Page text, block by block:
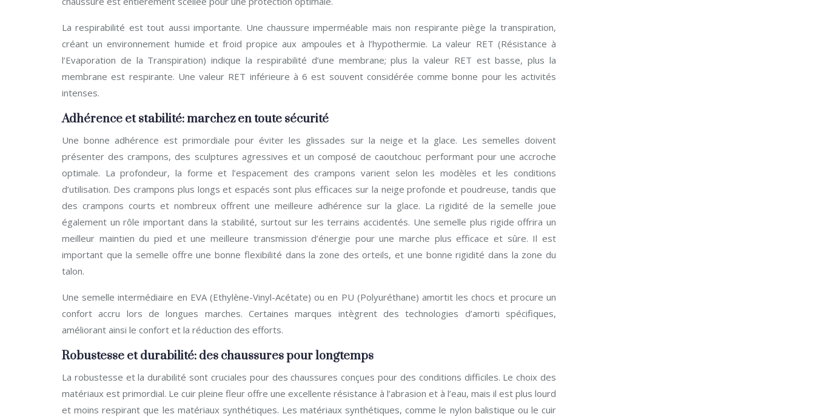
La respirabilité est tout aussi importante. Une chaussure imperméable mais non respirante piège la transpiration,
créant un environnement humide et froid propice aux ampoules et à l’hypothermie. La valeur RET (Résistance à
l’Evaporation de la Transpiration) indique la respirabilité d’une membrane; plus la valeur RET est basse, plus la
membrane est respirante. Une valeur RET inférieure à 6 est souvent considérée comme bonne pour les activités
intenses.
Adhérence et stabilité: marchez en toute sécurité
Une bonne adhérence est primordiale pour éviter les glissades sur la neige et la glace. Les semelles doivent
présenter des crampons, des sculptures agressives et un composé de caoutchouc performant pour une accroche
optimale. La profondeur, la forme et l’espacement des crampons varient selon les modèles et les conditions
d’utilisation. Des crampons plus longs et espacés sont plus efficaces sur la neige profonde et poudreuse, tandis que
des crampons courts et nombreux offrent une meilleure adhérence sur la glace. La rigidité de la semelle joue
également un rôle important dans la stabilité, surtout sur les terrains accidentés. Une semelle plus rigide offrira un
meilleur maintien du pied et une meilleure transmission d’énergie pour une marche plus efficace et sûre. Il est
important que la semelle offre une bonne flexibilité dans la zone des orteils, et une bonne rigidité dans la zone du
talon.
Une semelle intermédiaire en EVA (Ethylène-Vinyl-Acétate) ou en PU (Polyuréthane) amortit les chocs et procure un
confort accru lors de longues marches. Certaines marques intègrent des technologies d’amorti spécifiques,
améliorant ainsi le confort et la réduction des efforts.
Robustesse et durabilité: des chaussures pour longtemps
La robustesse et la durabilité sont cruciales pour des chaussures conçues pour des conditions difficiles. Le choix des
matériaux est primordial. Le cuir pleine fleur offre une excellente résistance à l’abrasion et à l’eau, mais il est plus lourd
et moins respirant que les matériaux synthétiques. Les matériaux synthétiques, comme le nylon balistique ou le cuir